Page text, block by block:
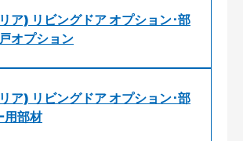
ア) リビングドア オプション･部
オプション
ア) リビングドア オプション･部
用部材